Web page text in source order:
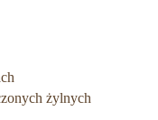
żylnych